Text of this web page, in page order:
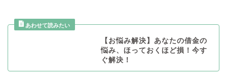
【お悩み解決】あなたの借金の
悩み、ほっておくほど損！今す
ぐ解決！